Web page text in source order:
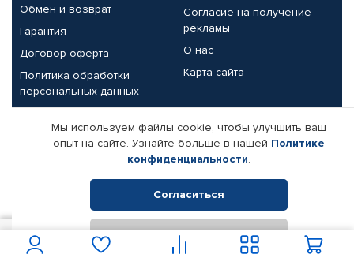
Обмен и возврат
Гарантия
Договор-оферта
Политика обработки
персональных данных
Согласие на получение
рекламы
О нас
Карта сайта
Партнерам
Корпоративным клиентам
Поставщикам
Реквизиты компании
© КАМАЗ ЦЕНТР ДОНЕЦК, 2015-2026. Все права защищены.
Интернет-магазин автомобильных товаров Автопрофи.
Мы используем файлы cookie, чтобы улучшить ваш
опыт на сайте. Узнайте больше в нашей Политике
конфиденциальности.
Согласиться
Отклонить
В корзину